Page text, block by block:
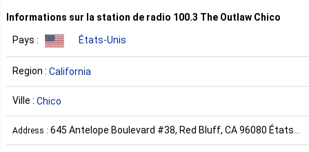
Informations sur la station de radio 100.3 The Outlaw Chico
Pays : États-Unis
Region : California
Ville : Chico
Address : 645 Antelope Boulevard #38, Red Bluff, CA 96080 États-
Unis